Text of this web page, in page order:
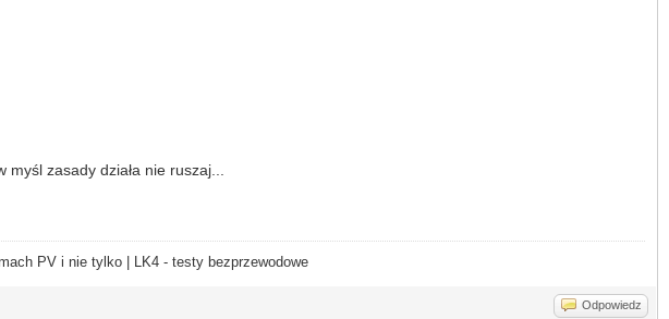
zasady działa nie ruszaj...
PV i nie tylko | LK4 - testy bezprzewodowe
Odpowiedz